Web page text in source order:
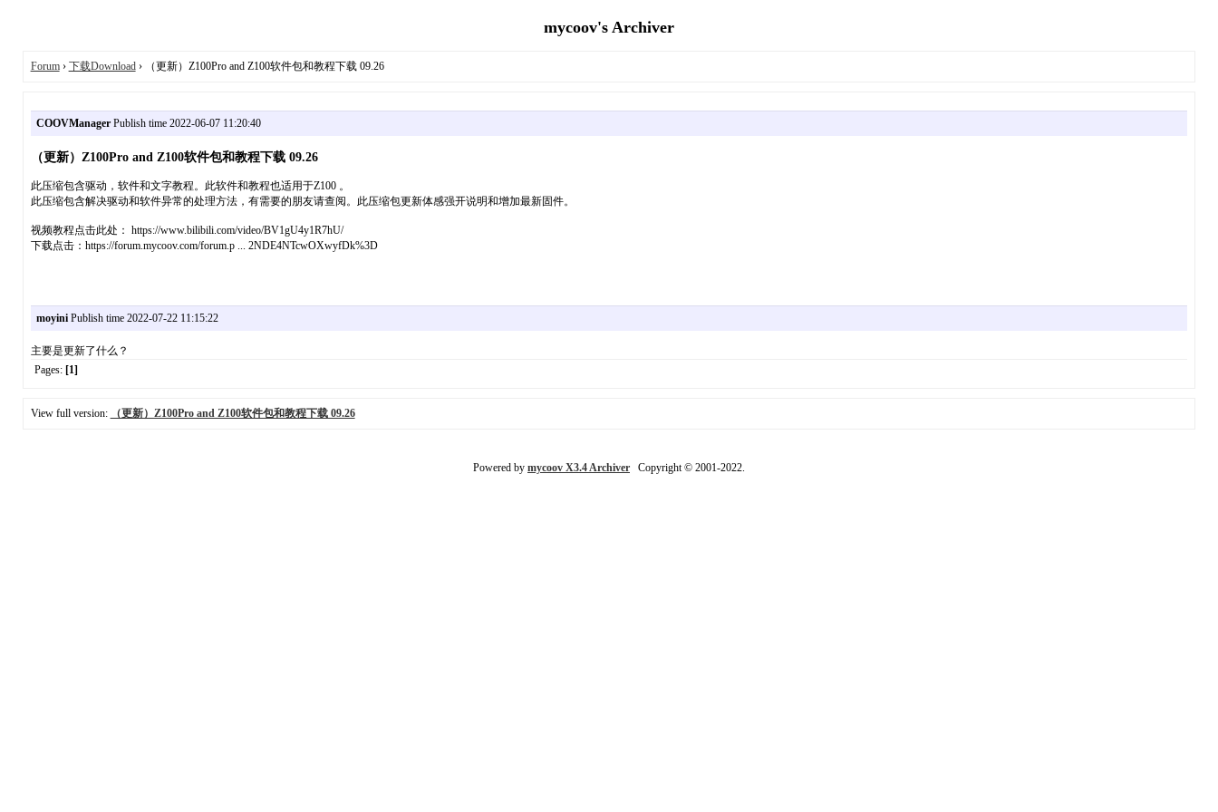
mycoov's Archiver
Forum› 下载Download› （更新）Z100Pro and Z100软件包和教程下载 09.26
COOVManagerPublish time 2022-06-07 11:20:40
（更新）Z100Pro and Z100软件包和教程下载 09.26
此压缩包含驱动，软件和文字教程。此软件和教程也适用于Z100 。
此压缩包含解决驱动和软件异常的处理方法，有需要的朋友请查阅。此压缩包更新体感强开说明和增加最新固件。
视频教程点击此处： https://www.bilibili.com/video/BV1gU4y1R7hU/
下载点击：https://forum.mycoov.com/forum.p ... 2NDE4NTcwOXwyfDk%3D
moyiniPublish time 2022-07-22 11:15:22
主要是更新了什么？
Pages: [1]
View full version: （更新）Z100Pro and Z100软件包和教程下载 09.26
Powered by mycoov X3.4 Archiver Copyright © 2001-2022.